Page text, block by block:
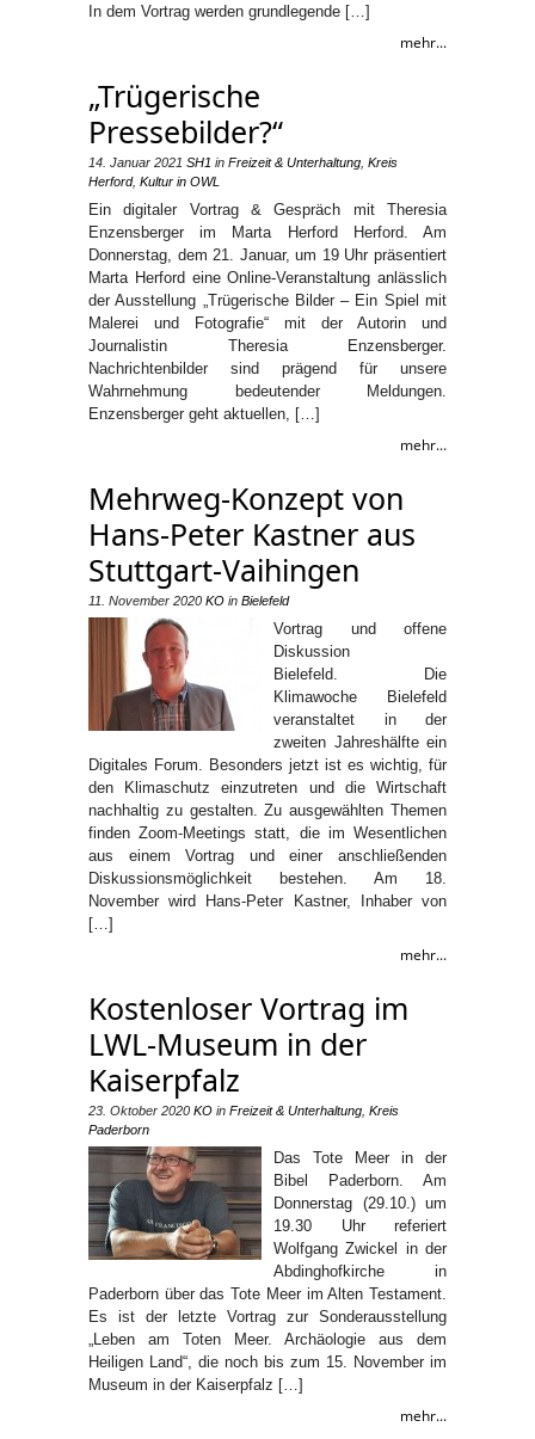
In dem Vortrag werden grundlegende […]
mehr...
„Trügerische
Pressebilder?“
14. Januar 2021 SH1 in Freizeit & Unterhaltung Kreis
Herford, Kultur in OWL
Ein digitaler Vortrag & Gespräch mit Theresia
Enzensberger im Marta Herford Herford. Am
Donnerstag, dem 21. Januar, um 19 Uhr präsentiert
Marta Herford eine Online-Veranstaltung anlässlich
der Ausstellung „Trügerische Bilder – Ein Spiel mit
Malerei und Fotografie“ mit der Autorin und
Journalistin Theresia Enzensberger.
Nachrichtenbilder sind prägend für unsere
Wahrnehmung bedeutender Meldungen.
Enzensberger geht aktuellen, […]
mehr...
Mehrweg-Konzept von
Hans-Peter Kastner aus
Stuttgart-Vaihingen
11. November 2020 KO in Bielefeld
Vortrag und offene
Diskussion
Bielefeld. Die
Klimawoche Bielefeld
veranstaltet in der
zweiten Jahreshälfte ein
Digitales Forum. Besonders jetzt ist es wichtig, für
den Klimaschutz einzutreten und die Wirtschaft
nachhaltig zu gestalten. Zu ausgewählten Themen
finden Zoom-Meetings statt, die im Wesentlichen
aus einem Vortrag und einer anschließenden
Diskussionsmöglichkeit bestehen. Am 18.
November wird Hans-Peter Kastner, Inhaber von
[…]
mehr...
Kostenloser Vortrag im
LWL-Museum in der
Kaiserpfalz
23. Oktober 2020 KO in Freizeit & Unterhaltung Kreis
Paderborn
Das Tote Meer in der
Bibel Paderborn. Am
Donnerstag (29.10.) um
19.30 Uhr referiert
Wolfgang Zwickel in der
Abdinghofkirche in
Paderborn über das Tote Meer im Alten Testament.
Es ist der letzte Vortrag zur Sonderausstellung
„Leben am Toten Meer. Archäologie aus dem
Heiligen Land“, die noch bis zum 15. November im
Museum in der Kaiserpfalz […]
mehr...